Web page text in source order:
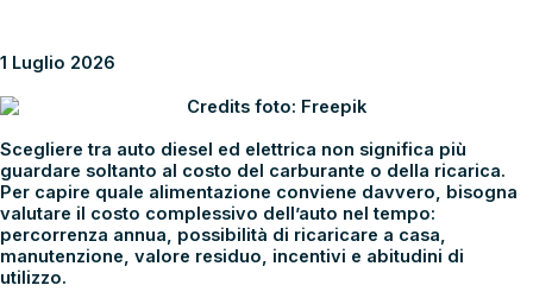
1 Luglio 2026
Scegliere tra auto diesel ed elettrica non significa più
guardare soltanto al costo del carburante o della ricarica.
Per capire quale alimentazione conviene davvero, bisogna
valutare il costo complessivo dell’auto nel tempo:
percorrenza annua, possibilità di ricaricare a casa,
manutenzione, valore residuo, incentivi e abitudini di
utilizzo.